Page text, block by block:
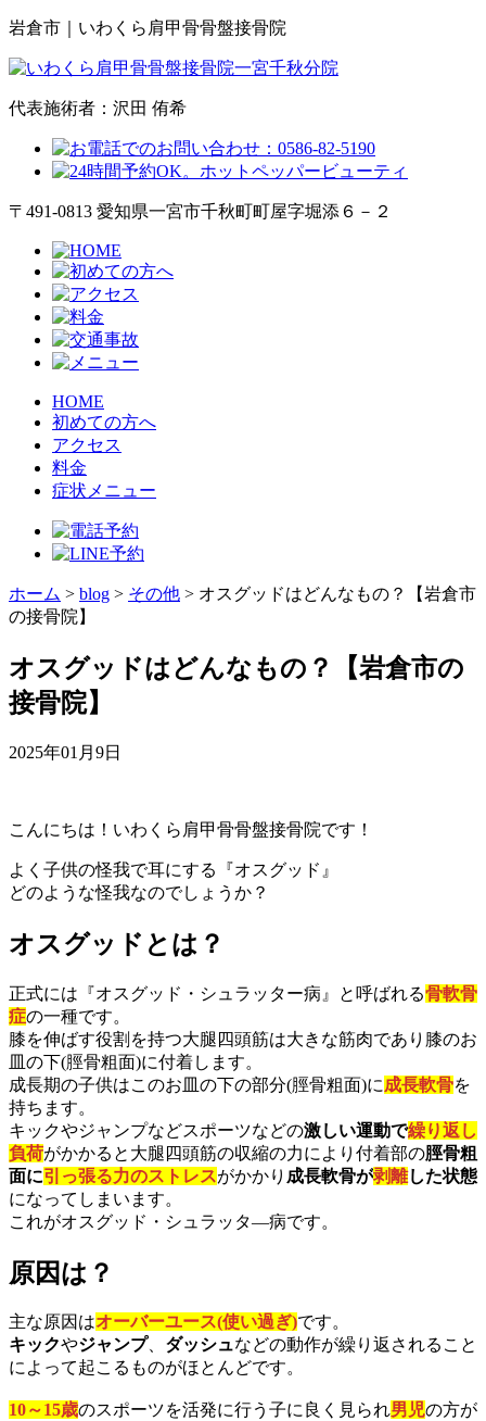
岩倉市｜いわくら肩甲骨骨盤接骨院
代表施術者：沢田 侑希
〒491-0813 愛知県一宮市千秋町町屋字堀添６－２
HOME
初めての方へ
アクセス
料金
症状メニュー
ホーム > blog > その他 > オスグッドはどんなもの？【岩倉市
の接骨院】
オスグッドはどんなもの？【岩倉市の
接骨院】
2025年01月9日
こんにちは！いわくら肩甲骨骨盤接骨院です！
よく子供の怪我で耳にする『オスグッド』
どのような怪我なのでしょうか？
オスグッドとは？
正式には『オスグッド・シュラッター病』と呼ばれる骨軟骨
症の一種です。
膝を伸ばす役割を持つ大腿四頭筋は大きな筋肉であり膝のお
皿の下(脛骨粗面)に付着します。
成長期の子供はこのお皿の下の部分(脛骨粗面)に成長軟骨を
持ちます。
キックやジャンプなどスポーツなどの激しい運動で繰り返し
負荷がかかると大腿四頭筋の収縮の力により付着部の脛骨粗
面に引っ張る力のストレスがかかり 成長軟骨が剥離した状態
になってしまいます。
これがオスグッド・シュラッタ―病です。
原因は？
主な原因はオーバーユース(使い過ぎ)です。
キックやジャンプ、 ダッシュなどの動作が繰り返されること
によって起こるものがほとんどです。
10～15歳のスポーツを活発に行う子に良く見られ男児の方が